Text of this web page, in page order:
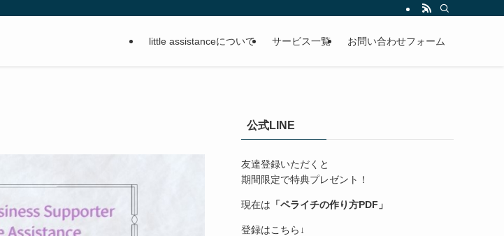
little assistanceについて サービス一覧 お問い合わせフォーム
公式LINE
友達登録いただくと
期間限定で特典プレゼント！
現在は 「ペライチの作り方PDF」
登録はこちら↓